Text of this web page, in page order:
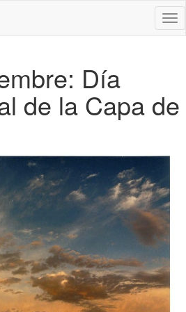
Día
de la Capa de